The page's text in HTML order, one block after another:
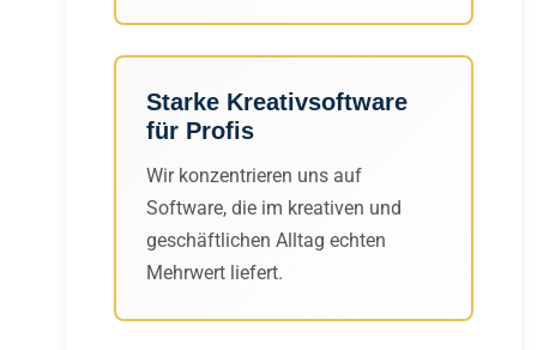
Starke Kreativsoftware
für Profis
Wir konzentrieren uns auf
Software, die im kreativen und
geschäftlichen Alltag echten
Mehrwert liefert.